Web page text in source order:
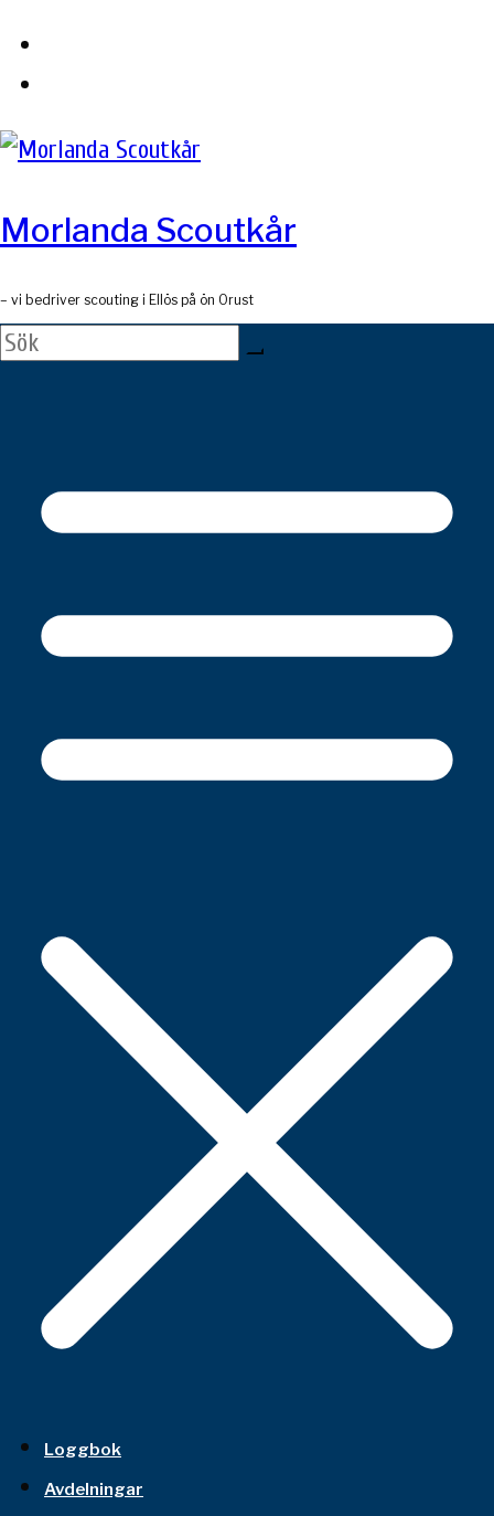
Skip
content
Morlanda Scoutkår
– vi bedriver scouting i Ellös på ön Orust
Loggbok
Avdelningar